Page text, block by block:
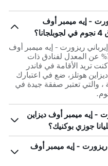
- إيه ميمبر أوف
ريزورت - إيه ميمبر أوف
ديزاين هوتلز عادة أرخص بنسبة 7% عن المعدل لفنادق ذات
كنت تريد الأقامة في فاندر
هوتلز، ضع في اعتبارك
922 ﷼في الليلة ، والتي تعتبر صفقة جيدة في
- إيه ميمبر أوف ديزاين
جوزي بوكنيك؟
- إيه ميمبر أوف